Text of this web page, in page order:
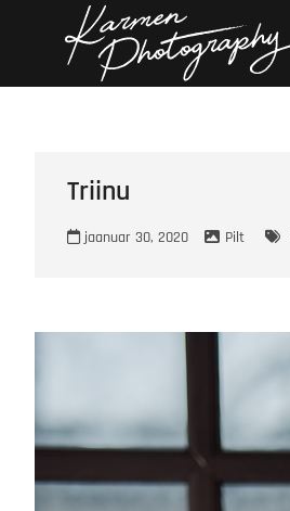
Triinu
jaanuar 30, 2020 Pilt